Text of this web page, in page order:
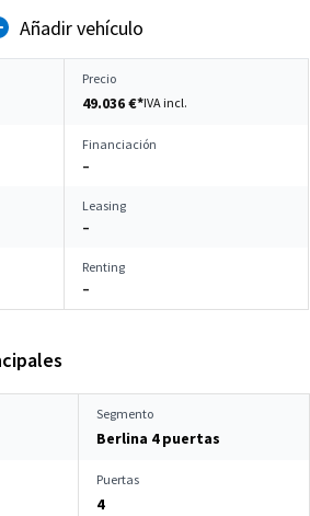
Añadir vehículo
Precio
49.036 €*IVA incl.
Financiación
–
Leasing
–
Renting
–
Segmento
Berlina 4 puertas
Puertas
4